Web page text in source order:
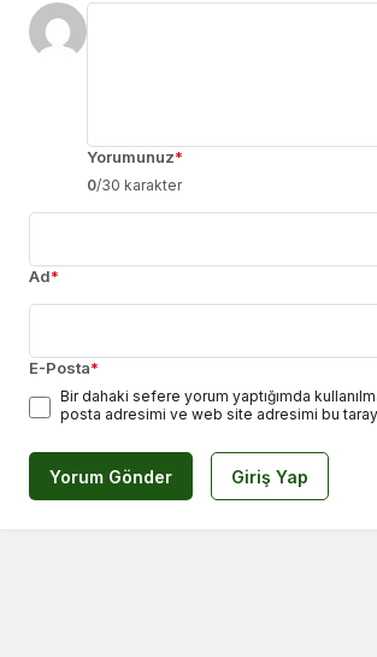
Yorumunuz*
0/30 karakter
Ad*
E-Posta*
Bir dahaki sefere yorum yaptığımda
posta adresimi ve web site adresimi bu
Yorum Gönder Giriş Yap